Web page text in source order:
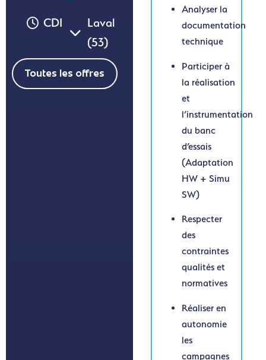
CDI
Laval
(53)
Toutes les offres
Analyser la
documentation
technique
Participer à
la réalisation
et
l’instrumentation
du banc
d’essais
(Adaptation
HW + Simu
SW)
Respecter
des
contraintes
qualités et
normatives
Réaliser en
autonomie
les
campagnes